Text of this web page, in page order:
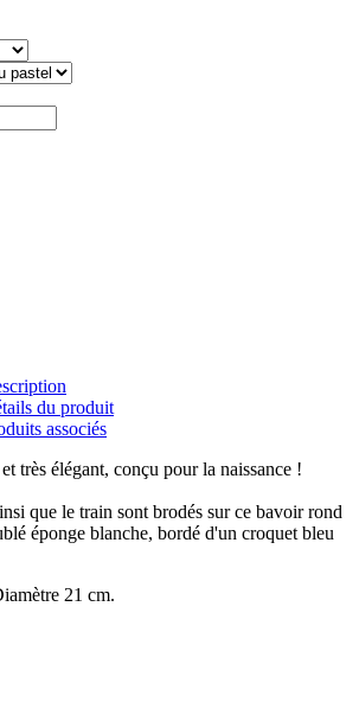
du produit
associés
très élégant, conçu pour la naissance !
que le train sont brodés sur ce bavoir rond
éponge blanche, bordé d'un croquet bleu
21 cm.